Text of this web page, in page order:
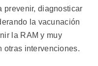
prevenir, diagnosticar
la vacunación
la RAM y muy
otras intervenciones.